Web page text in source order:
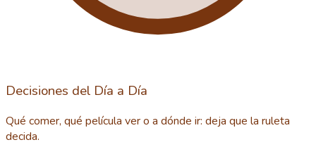
Decisiones del Día a Día
Qué comer, qué película ver o a dónde ir: deja que la ruleta
decida.